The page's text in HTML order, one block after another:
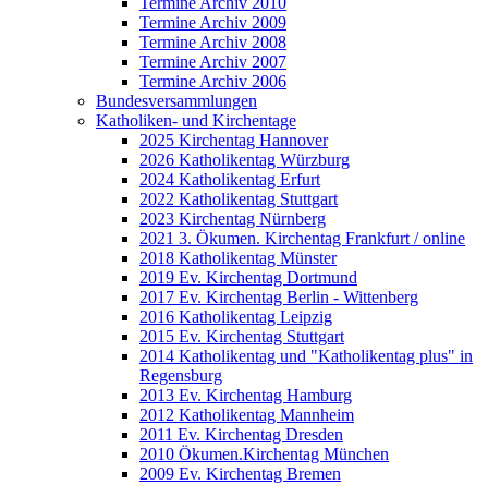
Termine Archiv 2009
Termine Archiv 2008
Termine Archiv 2007
Termine Archiv 2006
Bundesversammlungen
Katholiken- und Kirchentage
2025 Kirchentag Hannover
2026 Katholikentag Würzburg
2024 Katholikentag Erfurt
2022 Katholikentag Stuttgart
2023 Kirchentag Nürnberg
2021 3. Ökumen. Kirchentag Frankfurt / online
2018 Katholikentag Münster
2019 Ev. Kirchentag Dortmund
2017 Ev. Kirchentag Berlin - Wittenberg
2016 Katholikentag Leipzig
2015 Ev. Kirchentag Stuttgart
2014 Katholikentag und "Katholikentag plus" in
Regensburg
2013 Ev. Kirchentag Hamburg
2012 Katholikentag Mannheim
2011 Ev. Kirchentag Dresden
2010 Ökumen.Kirchentag München
2009 Ev. Kirchentag Bremen